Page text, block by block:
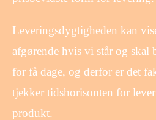
Leveringsdygtigheden kan
afgørende hvis vi står og skal
for få dage, og derfor er det
tjekker tidshorisonten for
produkt.